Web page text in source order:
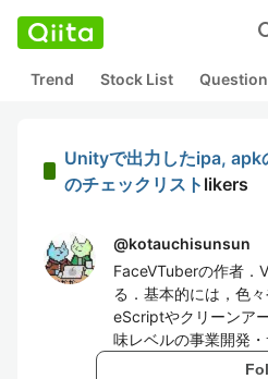
Trend Stock List Question
Unityで出力したipa, apk
のチェックリスト likers
@kotauchisunsun
FaceVTuberの作者．
る．基本的には，色
eScriptやクリーンア
味レベルの事業開発